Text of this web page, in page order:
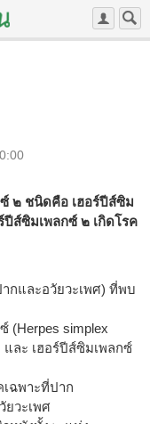
ซ์ ๒ ชนิดคือ เฮอร์ปีส์ซิม
ปีส์ซิมเพลกซ์ ๒ เกิดโรค
กและอวัยวะเพศ) ที่พบ
(Herpes simplex
ละ เฮอร์ปีส์ซิมเพลกซ์
เฉพาะที่ปาก
ยวะเพศ